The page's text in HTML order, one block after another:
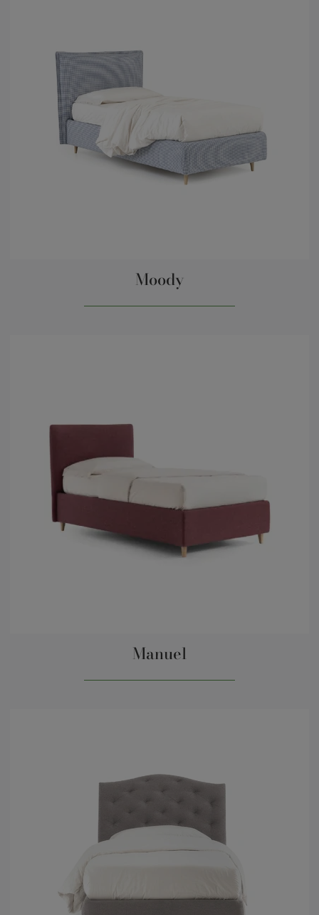
Moody
Manuel